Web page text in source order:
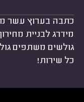
כתבה בערוץ עשר
מידרג לבניית
גולשים משתפים
כל שירות!